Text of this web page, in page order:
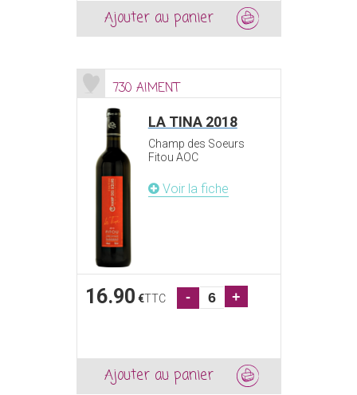
Ajouter au panier
730 AIMENT
LA TINA 2018
Champ des Soeurs
Fitou AOC
Voir la fiche
16.90 €TTC - +
Ajouter au panier